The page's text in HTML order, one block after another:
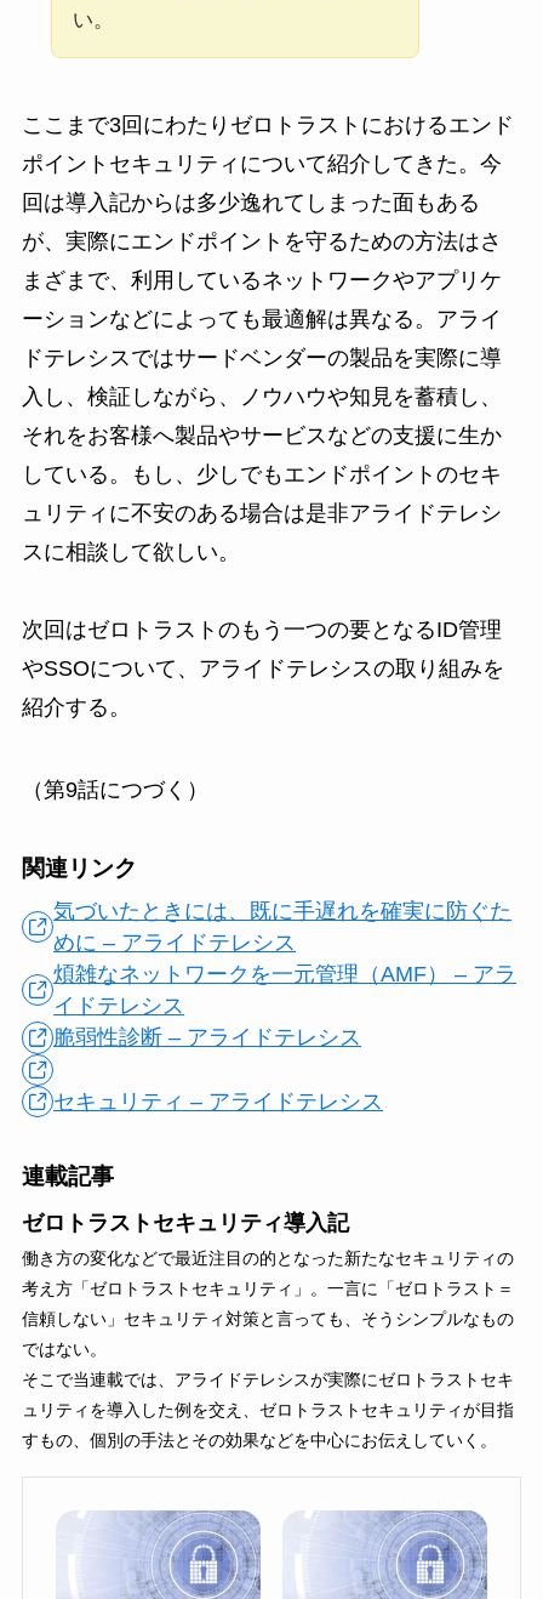
い。
ここまで3回にわたりゼロトラストにおけるエンド
ポイントセキュリティについて紹介してきた。今
回は導入記からは多少逸れてしまった面もある
が、実際にエンドポイントを守るための方法はさ
まざまで、利用しているネットワークやアプリケ
ーションなどによっても最適解は異なる。アライ
ドテレシスではサードベンダーの製品を実際に導
入し、検証しながら、ノウハウや知見を蓄積し、
それをお客様へ製品やサービスなどの支援に生か
している。もし、少しでもエンドポイントのセキ
ュリティに不安のある場合は是非アライドテレシ
スに相談して欲しい。
次回はゼロトラストのもう一つの要となるID管理
やSSOについて、アライドテレシスの取り組みを
紹介する。
（第9話につづく）
関連リンク
気づいたときには、既に手遅れを確実に防ぐた
めに – アライドテレシス
煩雑なネットワークを一元管理（AMF） – アラ
イドテレシス
脆弱性診断 – アライドテレシス
セキュリティ – アライドテレシス
連載記事
ゼロトラストセキュリティ導入記
働き方の変化などで最近注目の的となった新たなセキュリティの
考え方「ゼロトラストセキュリティ」。一言に「ゼロトラスト＝
信頼しない」セキュリティ対策と言っても、そうシンプルなもの
ではない。
そこで当連載では、アライドテレシスが実際にゼロトラストセキ
ュリティを導入した例を交え、ゼロトラストセキュリティが目指
すもの、個別の手法とその効果などを中心にお伝えしていく。